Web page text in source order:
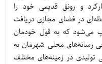
و رونق قدیمی خود را
در فضای مجازی دریافت
می‌شود که به قول خودمان
رسانه‌های محلی شهرمان به
در زمینه‌های مختلف